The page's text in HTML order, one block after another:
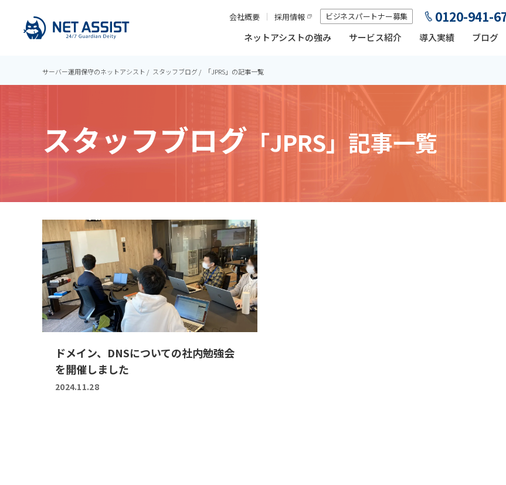
ネットアシストの強み サービス紹介 導入実績 ブログ
会社概要 採用情報 ビジネスパートナー募集 0120-941-
サーバー運用保守のネットアシスト スタッフブログ 「JPRS」の記事一覧
スタッフブログ 「JPRS」記事一覧
ドメイン、DNSについての社内勉強会
を開催しました
2024.11.28